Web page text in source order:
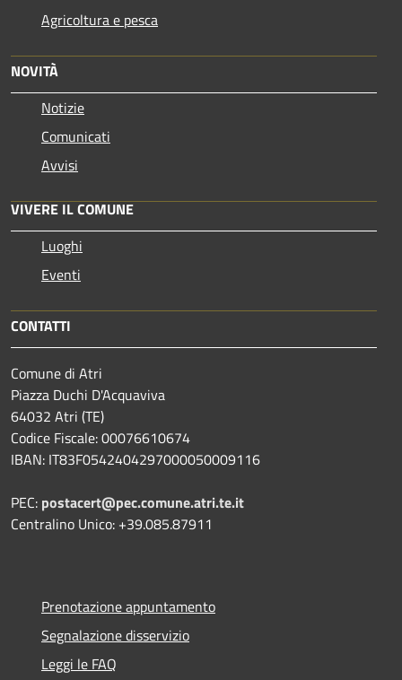
Agricoltura e pesca
NOVITÀ
Notizie
Comunicati
Avvisi
VIVERE IL COMUNE
Luoghi
Eventi
CONTATTI
Comune di Atri
Piazza Duchi D'Acquaviva
64032 Atri (TE)
Codice Fiscale: 00076610674
IBAN: IT83F0542404297000050009116
PEC: postacert@pec.comune.atri.te.it
Centralino Unico: +39.085.87911
Prenotazione appuntamento
Segnalazione disservizio
Leggi le FAQ